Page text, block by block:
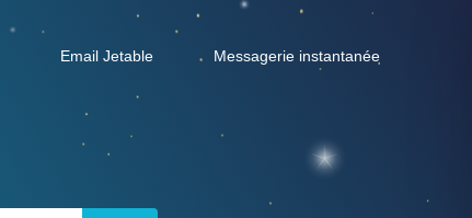
Email Jetable Messagerie instantanée